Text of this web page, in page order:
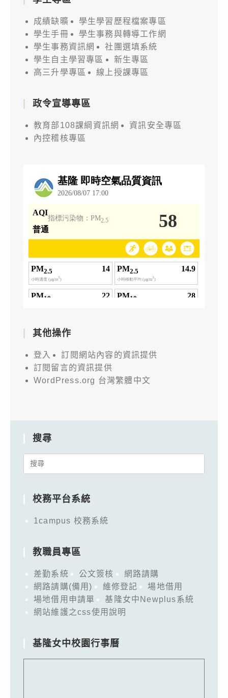
成績缺曠
學生學習歷程檔案專區
學生手冊
學生事務與轉導工作網
學生事務資訊網
社團選填系統
學生自主學習專區
新生專區
高三升學專區
線上授課專區
政令宣導專區
教育部108課綱資訊網
資訊安全專區
內控稽核專區
其他操作
登入
訂閱網站內容的資訊提供
訂閱留言的資訊提供
WordPress.org 台灣繁體中文
搜尋
Search
校務平台系統
1campus 校務系統
教職員專區
差勤系統 公文簽核
網路請購
網路請購(備用)
維修登記
場地借用
場地借用申請單
基隆女中Newplus系統
網站維護之css使用說明
基隆女中校園行事曆